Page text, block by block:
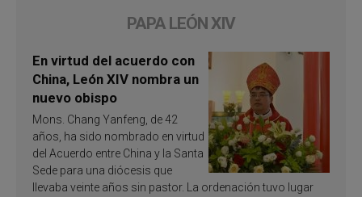
PAPA LEÓN XIV
En virtud del acuerdo con
China, León XIV nombra un
nuevo obispo
Mons. Chang Yanfeng, de 42
años, ha sido nombrado en virtud
del Acuerdo entre China y la Santa
Sede para una diócesis que
llevaba veinte años sin pastor. La ordenación tuvo lugar